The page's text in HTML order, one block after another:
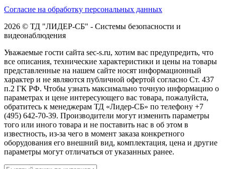
Согласие на обработку персональных данных
2026 © ТД "ЛИДЕР-СБ" - Системы безопасности и
видеонаблюдения
Уважаемые гости сайта sec-s.ru, хотим вас предупредить, что
все описания, технические характеристики и цены на товары
представленные на нашем сайте носят информационный
характер и не являются публичной офертой согласно Ст. 437
п.2 ГК РФ. Чтобы узнать максимально точную информацию о
параметрах и цене интересующего вас товара, пожалуйста,
обратитесь к менеджерам ТД «Лидер-СБ» по телефону +7
(495) 642-70-39. Производители могут изменить параметры
того или иного товара и не поставить нас в об этом в
известность, из-за чего в момент заказа конкретного
оборудования его внешний вид, комплектация, цена и другие
параметры могут отличаться от указанных ранее.